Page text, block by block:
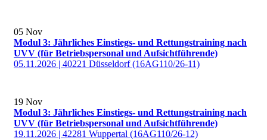
05 Nov
Modul 3: Jährliches Einstiegs- und Rettungstraining nach
UVV (für Betriebspersonal und Aufsichtführende)
05.11.2026 | 40221 Düsseldorf (16AG110/26-11)
19 Nov
Modul 3: Jährliches Einstiegs- und Rettungstraining nach
UVV (für Betriebspersonal und Aufsichtführende)
19.11.2026 | 42281 Wuppertal (16AG110/26-12)